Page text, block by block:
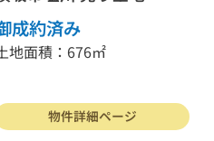
成約済み
地面積：676㎡
物件詳細ページ